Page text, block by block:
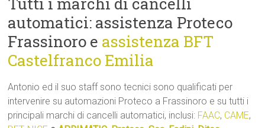
automatici: assistenza Proteco
Frassinoro e assistenza BFT
Castelfranco Emilia
Antonio ed il suo staff sono tecnici sono qualificati per
intervenire su automazioni Proteco a Frassinoro e su tutti i
principali marchi di cancelli automatici, inclusi: FAAC, CAME,